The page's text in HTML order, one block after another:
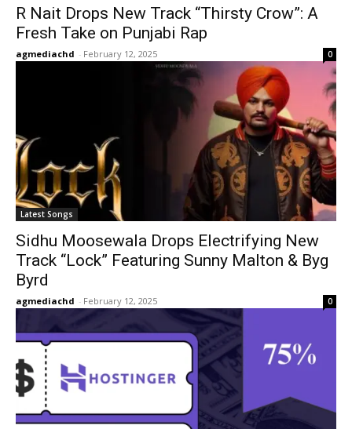
R Nait Drops New Track “Thirsty Crow”: A
Fresh Take on Punjabi Rap
agmediachd - February 12, 2025 0
Latest Songs
Sidhu Moosewala Drops Electrifying New
Track “Lock” Featuring Sunny Malton & Byg
Byrd
agmediachd - February 12, 2025 0